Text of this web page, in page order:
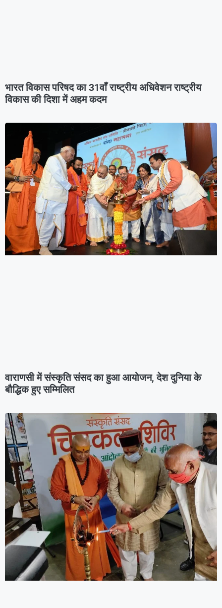
भारत विकास परिषद का 31वाँ राष्ट्रीय अधिवेशन राष्ट्रीय
विकास की दिशा में अहम कदम
वाराणसी में संस्कृति संसद का हुआ आयोजन, देश दुनिया के
बौद्धिक हुए सम्मिलित